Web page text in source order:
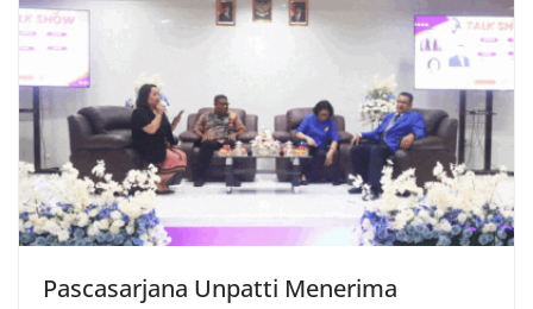
Pascasarjana Unpatti Menerima